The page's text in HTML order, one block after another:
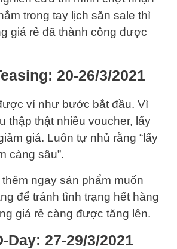
trong tay lịch săn sale thì
giá rẻ đã thành công được
20-26/3/2021
ví như bước bắt đầu. Vì
thập thật nhiều voucher, lấy
giá. Luôn tự nhủ rằng “lấy
càng sâu”.
ngay sản phẩm muốn
để tránh tình trạng hết hàng
giá rẻ càng được tăng lên.
Day: 27-29/3/2021